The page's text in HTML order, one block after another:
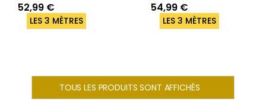
52,99 €
LES 3 MÈTRES
54,99 €
LES 3 MÈTRES
TOUS LES PRODUITS SONT AFFICHÉS